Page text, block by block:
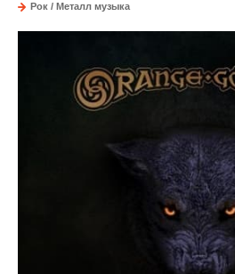
Рок / Металл музыка